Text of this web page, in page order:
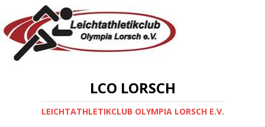
LCO LORSCH
LEICHTATHLETIKCLUB OLYMPIA LORSCH E.V.